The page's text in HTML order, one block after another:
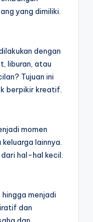
yang dimiliki.
dengan
liburan, atau
Tujuan ini
berpikir kreatif.
momen
lainnya.
hal-hal kecil.
menjadi
dan